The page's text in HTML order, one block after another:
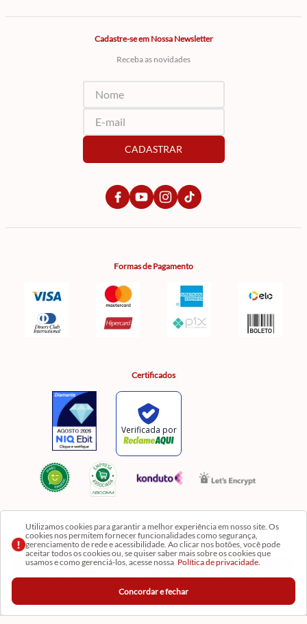
Utilizamos cookies para garantir a melhor experiência em nosso site. Os
cookies nos permitem fornecer funcionalidades como segurança,
gerenciamento de rede e acessibilidade. Ao clicar nos botões, você pode
aceitar todos os cookies ou, se quiser saber mais sobre os cookies que
usamos e como gerenciá-los, acesse nossa Política de privacidade.
Concordar e fechar
Cadastre-se em Nossa Newsletter
Receba as novidades
CADASTRAR
Formas de Pagamento
Certificados
Razão Social: Comercial Luzia Meire de Gêneros Alimentícios LTDA | CNPJ:
08.991.182/0001-11
Os preços, produtos e quantidades da Loja Virtual não se aplicam aos da Loja Física. Na Loja